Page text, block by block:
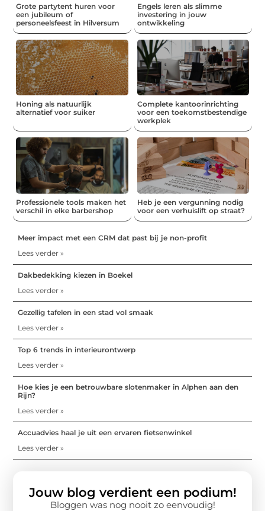
Grote partytent huren voor
een jubileum of
personeelsfeest in Hilversum
Engels leren als slimme
investering in jouw
ontwikkeling
Honing als natuurlijk
alternatief voor suiker
Complete kantoorinrichting
voor een toekomstbestendige
werkplek
Professionele tools maken het
verschil in elke barbershop
Heb je een vergunning nodig
voor een verhuislift op straat?
Meer impact met een CRM dat past bij je non-profit
Lees verder »
Dakbedekking kiezen in Boekel
Lees verder »
Gezellig tafelen in een stad vol smaak
Lees verder »
Top 6 trends in interieurontwerp
Lees verder »
Hoe kies je een betrouwbare slotenmaker in Alphen aan den
Rijn?
Lees verder »
Accuadvies haal je uit een ervaren fietsenwinkel
Lees verder »
Jouw blog verdient een podium!
Bloggen was nog nooit zo eenvoudig!